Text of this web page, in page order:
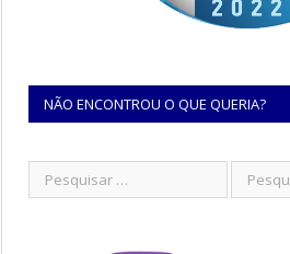
NÃO ENCONTROU O QUE QUERIA?